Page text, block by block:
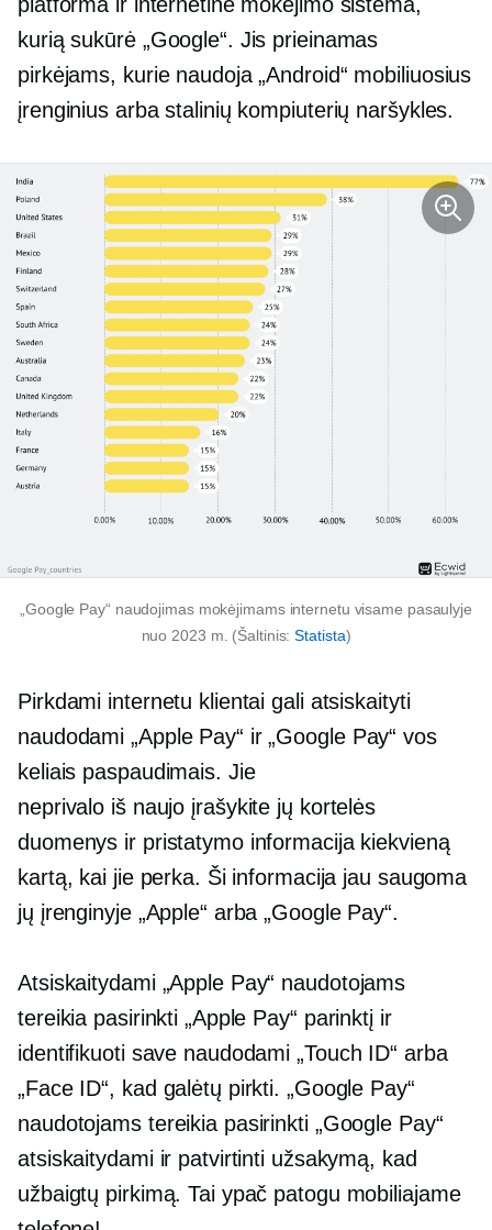
kurią sukūrė „Google“. Jis prieinamas
pirkėjams, kurie naudoja „Android“ mobiliuosius
įrenginius arba stalinių kompiuterių naršykles.
„Google Pay“ naudojimas mokėjimams internetu visame pasaulyje
nuo 2023 m. (Šaltinis:Statista)
Pirkdami internetu klientai gali atsiskaityti
naudodami „Apple Pay“ ir „Google Pay“ vos
keliais paspaudimais. Jie
neprivalo iš naujo įrašykite jų kortelės
duomenys ir pristatymo informacija kiekvieną
kartą, kai jie perka. Ši informacija jau saugoma
jų įrenginyje „Apple“ arba „Google Pay“.
Atsiskaitydami „Apple Pay“ naudotojams
tereikia pasirinkti „Apple Pay“ parinktį ir
identifikuoti save naudodami „Touch ID“ arba
„Face ID“, kad galėtų pirkti. „Google Pay“
naudotojams tereikia pasirinkti „Google Pay“
atsiskaitydami ir patvirtinti užsakymą, kad
užbaigtų pirkimą. Tai ypač patogu mobiliajame